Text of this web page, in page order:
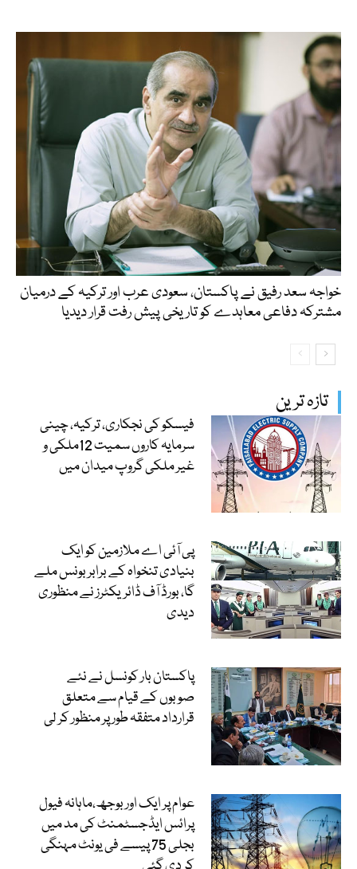
تازہ ترین
فیسکو کی نجکاری، ترکیہ، چینی
سرمایہ کاروں سمیت 12ملکی و
غیر ملکی گروپ میدان میں
پی آئی اے ملازمین کو ایک
بنیادی تنخواہ کے برابر بونس ملے
گا، بورڈ آف ڈائریکٹرز نے منظوری
دیدی
پاکستان بار کونسل نے نئے
صوبوں کے قیام سے متعلق
قرارداد متفقہ طور پر منظور کر لی
عوام پر ایک اور بوجھ،ماہانہ فیول
پرائس ایڈجسٹمنٹ کی مد میں
بجلی 75 پیسے فی یونٹ مہنگی
خواجہ سعد رفیق نے پاکستان، سعودی عرب اور ترکیہ کے درمیان
مشترکہ دفاعی معاہدے کو تاریخی پیش رفت قرار دیدیا